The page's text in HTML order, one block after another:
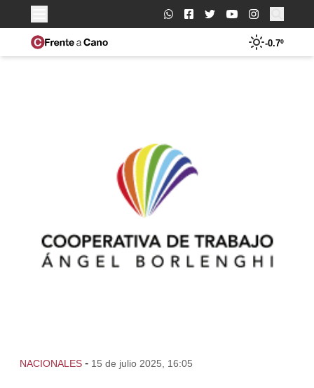
Buscar:
-0.7º
NACIONALES - 15 de julio 2025, 16:05